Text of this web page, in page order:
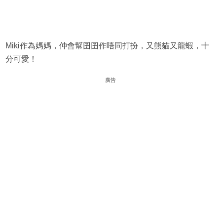
Miki作為媽媽，仲會幫囝囝作唔同打扮，又熊貓又龍蝦，十
分可愛！
廣告